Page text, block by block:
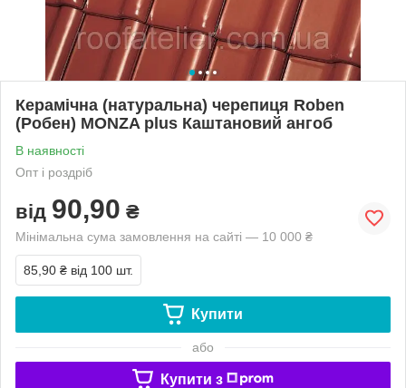
Керамічна (натуральна) черепиця Roben
(Робен) MONZA plus Каштановий ангоб
В наявності
Опт і роздріб
від 90,90 ₴
Мінімальна сума замовлення на сайті — 10 000 ₴
85,90 ₴ від 100 шт.
Купити
або
Купити з